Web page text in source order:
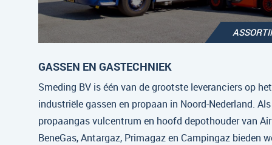
GASSEN EN GASTECHNIEK
Smeding BV is één van de grootste leveranciers op
industriële gassen en propaan in Noord-Nederland.
propaangas vulcentrum en hoofd depothouder van
BeneGas, Antargaz, Primagaz en Campingaz bieden